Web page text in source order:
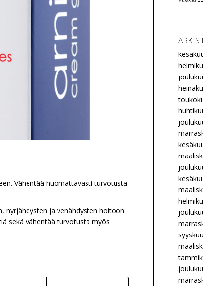
Vähentää huomattavasti turvotusta
nyrjähdysten ja venähdysten hoitoon.
sekä vähentää turvotusta myös